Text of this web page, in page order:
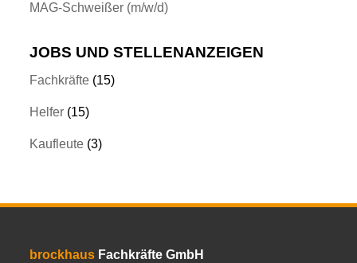
MAG-Schweißer (m/w/d)
JOBS UND STELLENANZEIGEN
Fachkräfte (15)
Helfer (15)
Kaufleute (3)
brockhaus Fachkräfte GmbH